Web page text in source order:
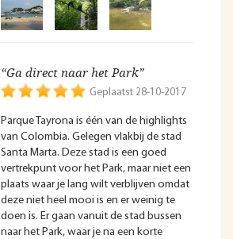
“Ga direct naar het Park”
Geplaatst 28-10-2017
Parque Tayrona is één van de highlights
van Colombia. Gelegen vlakbij de stad
Santa Marta. Deze stad is een goed
vertrekpunt voor het Park, maar niet een
plaats waar je lang wilt verblijven omdat
deze niet heel mooi is en er weinig te
doen is. Er gaan vanuit de stad bussen
naar het Park, waar je na een korte